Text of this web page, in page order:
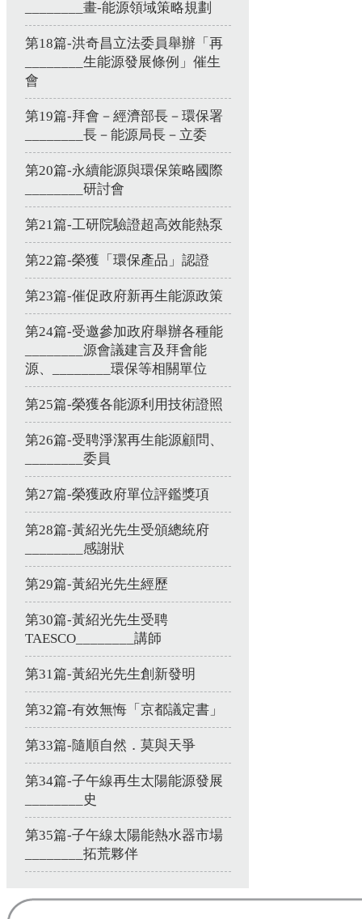
________畫-能源領域策略規劃
第18篇-洪奇昌立法委員舉辦「再
________生能源發展條例」催生
會
第19篇-拜會－經濟部長－環保署
________長－能源局長－立委
第20篇-永續能源與環保策略國際
________研討會
第21篇-工研院驗證超高效能熱泵
第22篇-榮獲「環保產品」認證
第23篇-催促政府新再生能源政策
第24篇-受邀參加政府舉辦各種能
________源會議建言及拜會能
源、________環保等相關單位
第25篇-榮獲各能源利用技術證照
第26篇-受聘淨潔再生能源顧問、
________委員
第27篇-榮獲政府單位評鑑獎項
第28篇-黃紹光先生受頒總統府
________感謝狀
第29篇-黃紹光先生經歷
第30篇-黃紹光先生受聘
TAESCO________講師
第31篇-黃紹光先生創新發明
第32篇-有效無悔「京都議定書」
第33篇-隨順自然．莫與天爭
第34篇-子午線再生太陽能源發展
________史
第35篇-子午線太陽能熱水器市場
________拓荒夥伴